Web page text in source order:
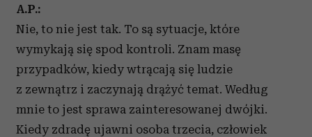
A.P.:
Nie, to nie jest tak. To są sytuacje, które
wymykają się spod kontroli. Znam masę
przypadków, kiedy wtrącają się ludzie
z zewnątrz i zaczynają drążyć temat. Według
mnie to jest sprawa zainteresowanej dwójki.
Kiedy zdradę ujawni osoba trzecia, człowiek